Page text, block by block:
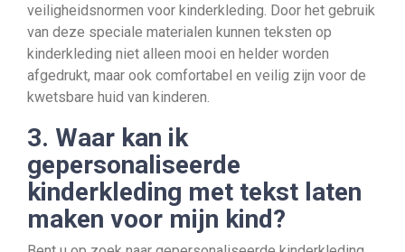
veiligheidsnormen voor kinderkleding. Door het gebruik
van deze speciale materialen kunnen teksten op
kinderkleding niet alleen mooi en helder worden
afgedrukt, maar ook comfortabel en veilig zijn voor de
kwetsbare huid van kinderen.
3. Waar kan ik
gepersonaliseerde
kinderkleding met tekst laten
maken voor mijn kind?